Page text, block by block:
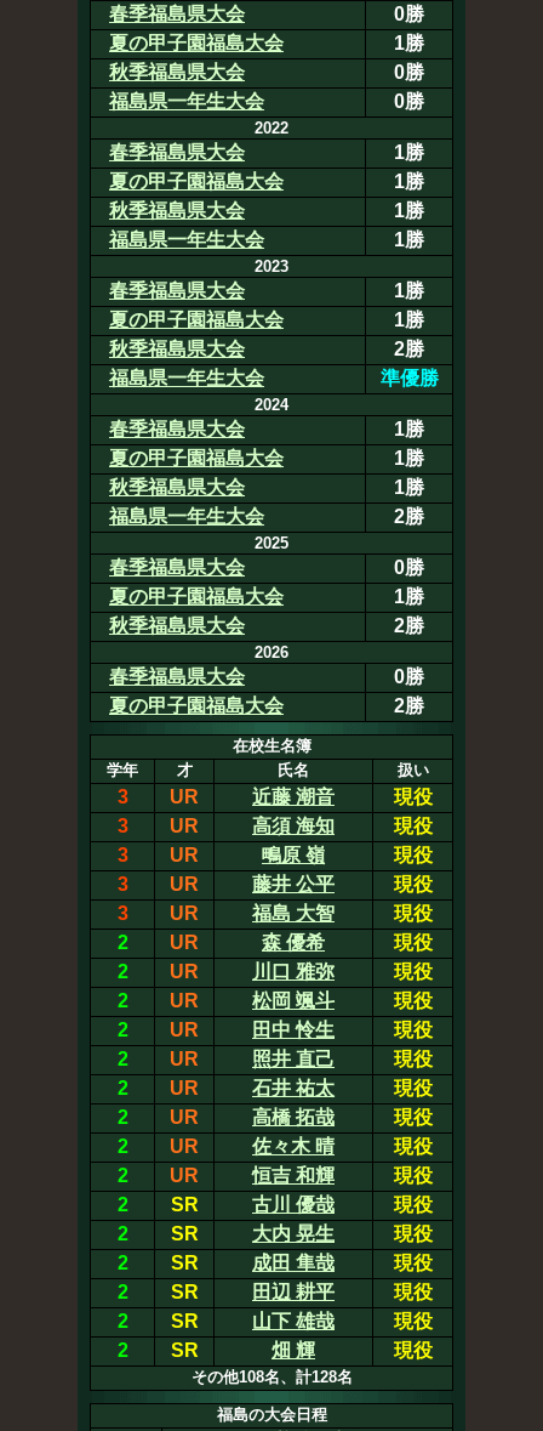
春季福島県大会
0勝
夏の甲子園福島大会
1勝
秋季福島県大会
0勝
福島県一年生大会
0勝
2022
春季福島県大会
1勝
夏の甲子園福島大会
1勝
秋季福島県大会
1勝
福島県一年生大会
1勝
2023
春季福島県大会
1勝
夏の甲子園福島大会
1勝
秋季福島県大会
2勝
福島県一年生大会
準優勝
2024
春季福島県大会
1勝
夏の甲子園福島大会
1勝
秋季福島県大会
1勝
福島県一年生大会
2勝
2025
春季福島県大会
0勝
夏の甲子園福島大会
1勝
秋季福島県大会
2勝
2026
春季福島県大会
0勝
夏の甲子園福島大会
2勝
在校生名簿
学年
才 氏名 扱い
3 UR 近藤 潮音
現役
3
UR 高須 海知
現役
3
UR 鴫原 嶺
現役
3
UR 藤井 公平
現役
3
UR 福島 大智
現役
2
UR 森 優希
現役
2
UR 川口 雅弥
現役
2
UR 松岡 颯斗
現役
2
UR 田中 怜生
現役
2
UR 照井 直己
現役
2
UR 石井 祐太
現役
2
UR 高橋 拓哉
現役
2
UR 佐々木 晴
現役
2
UR 恒吉 和輝
現役
2
SR 古川 優哉
現役
2
SR 大内 晃生
現役
2
SR 成田 隼哉
現役
2
SR 田辺 耕平
現役
2
SR 山下 雄哉
現役
2
SR 畑 輝 現役
その他108名、計128名
福島の大会日程